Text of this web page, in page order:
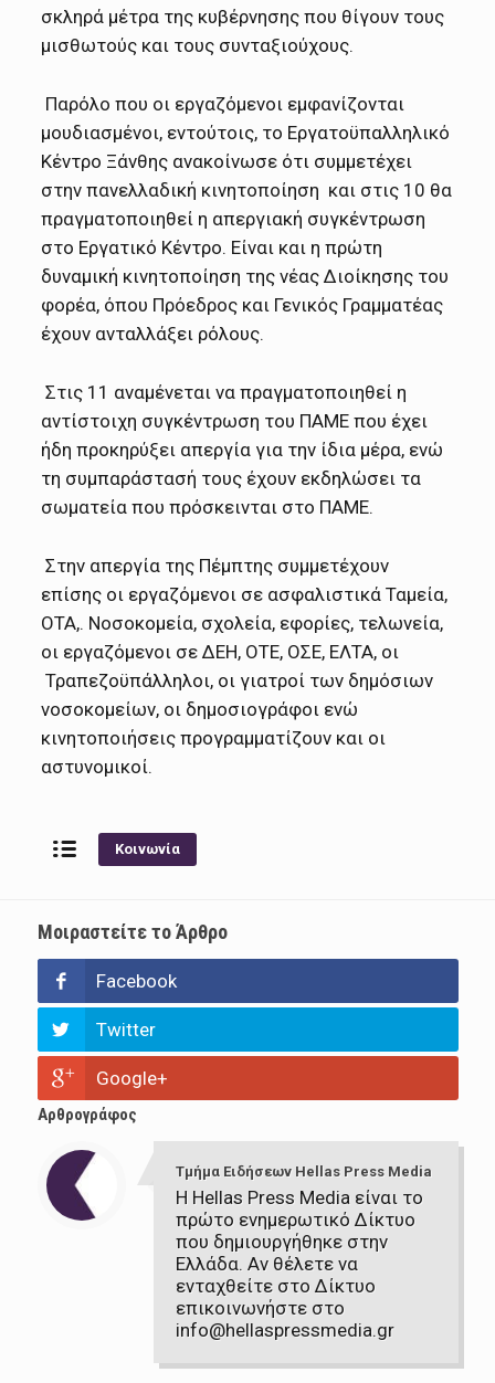
σκληρά μέτρα της κυβέρνησης που θίγουν τους
μισθωτούς και τους συνταξιούχους.
Παρόλο που οι εργαζόμενοι εμφανίζονται
μουδιασμένοι, εντούτοις, το Εργατοϋπαλληλικό
Κέντρο Ξάνθης ανακοίνωσε ότι συμμετέχει
στην πανελλαδική κινητοποίηση και στις 10 θα
πραγματοποιηθεί η απεργιακή συγκέντρωση
στο Εργατικό Κέντρο. Είναι και η πρώτη
δυναμική κινητοποίηση της νέας Διοίκησης του
φορέα, όπου Πρόεδρος και Γενικός Γραμματέας
έχουν ανταλλάξει ρόλους.
Στις 11 αναμένεται να πραγματοποιηθεί η
αντίστοιχη συγκέντρωση του ΠΑΜΕ που έχει
ήδη προκηρύξει απεργία για την ίδια μέρα, ενώ
τη συμπαράστασή τους έχουν εκδηλώσει τα
σωματεία που πρόσκεινται στο ΠΑΜΕ.
Στην απεργία της Πέμπτης συμμετέχουν
επίσης οι εργαζόμενοι σε ασφαλιστικά Ταμεία,
ΟΤΑ,. Νοσοκομεία, σχολεία, εφορίες, τελωνεία,
οι εργαζόμενοι σε ΔΕΗ, ΟΤΕ, ΟΣΕ, ΕΛΤΑ, οι
Τραπεζοϋπάλληλοι, οι γιατροί των δημόσιων
νοσοκομείων, οι δημοσιογράφοι ενώ
κινητοποιήσεις προγραμματίζουν και οι
αστυνομικοί.
Κοινωνία
Μοιραστείτε το Άρθρο
Facebook
Twitter
Google+
Αρθρογράφος
Τμήμα Ειδήσεων Hellas Press Media
Η Hellas Press Media είναι το
πρώτο ενημερωτικό Δίκτυο
που δημιουργήθηκε στην
Ελλάδα. Αν θέλετε να
ενταχθείτε στο Δίκτυο
επικοινωνήστε στο
info@hellaspressmedia.gr